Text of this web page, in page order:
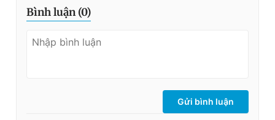
Bình luận (0)
Gửi bình luận